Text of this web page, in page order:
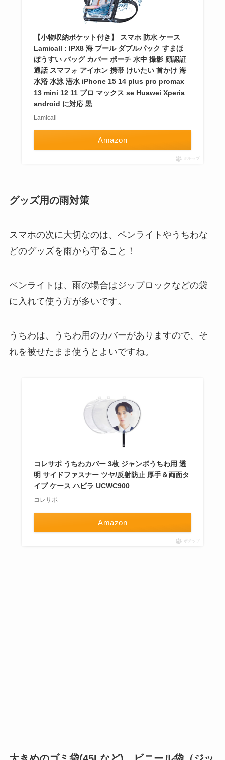
【小物収納ポケット付き】 スマホ 防水 ケース
Lamicall : IPX8 海 プール ダブルパック すまほ
ぼうすい バッグ カバー ポーチ 水中 撮影 顔認証
通話 スマフォ アイホン 携帯 けいたい 首かけ 海
水浴 水泳 潜水 iPhone 15 14 plus pro promax
13 mini 12 11 プロ マックス se Huawei Xperia
android に対応 黒
Lamicall
Amazon
ポチップ
グッズ用の雨対策
スマホの次に大切なのは、ペンライトやうちわな
どのグッズを雨から守ること！
ペンライトは、雨の場合はジップロックなどの袋
に入れて使う方が多いです。
うちわは、うちわ用のカバーがありますので、そ
れを被せたまま使うとよいですね。
コレサポ うちわカバー 3枚 ジャンボうちわ用 透
明 サイドファスナー ツヤ/反射防止 厚手＆両面タ
イプ ケース ハピラ UCWC900
コレサポ
Amazon
ポチップ